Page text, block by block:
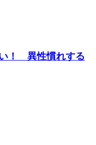
！ 異性慣れする